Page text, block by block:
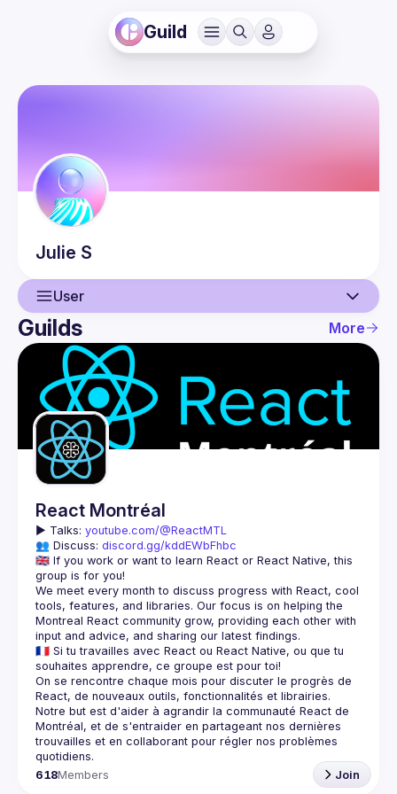
Guild
Julie S
User
User
Guilds
Guilds More
React Montréal
▶️ Talks: youtube.com/@ReactMTL
👥 Discuss: discord.gg/kddEWbFhbc
🇬🇧 If you work or want to learn React or React Native, this
We meet every month to discuss progress with React, cool
tools, features, and libraries. Our focus is on helping the
Montreal React community grow, providing each other with
🇫🇷 Si tu travailles avec React ou React Native, ou que tu
On se rencontre chaque mois pour discuter le progrès de
React, de nouveaux outils, fonctionnalités et librairies.
Notre but est d'aider à agrandir la communauté React de
Montréal, et de s'entraider en partageant nos dernières
trouvailles et en collaborant pour régler nos problèmes
618Members Join